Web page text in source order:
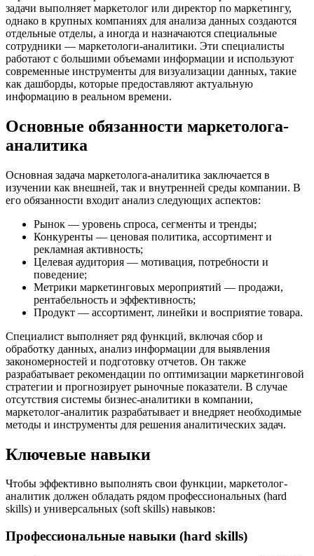
задачи выполняет маркетолог или директор по маркетингу,
однако в крупных компаниях для анализа данных создаются
отдельные отделы, а иногда и назначаются специальные
сотрудники — маркетологи-аналитики. Эти специалисты
работают с большими объемами информации и используют
современные инструменты для визуализации данных, такие
как дашборды, которые предоставляют актуальную
информацию в реальном времени.
Основные обязанности маркетолога-
аналитика
Основная задача маркетолога-аналитика заключается в
изучении как внешней, так и внутренней среды компании. В
его обязанности входит анализ следующих аспектов:
Рынок — уровень спроса, сегменты и тренды;
Конкуренты — ценовая политика, ассортимент и
рекламная активность;
Целевая аудитория — мотивация, потребности и
поведение;
Метрики маркетинговых мероприятий — продажи,
рентабельность и эффективность;
Продукт — ассортимент, линейки и восприятие товара.
Специалист выполняет ряд функций, включая сбор и
обработку данных, анализ информации для выявления
закономерностей и подготовку отчетов. Он также
разрабатывает рекомендации по оптимизации маркетинговой
стратегии и прогнозирует рыночные показатели. В случае
отсутствия системы бизнес-аналитики в компании,
маркетолог-аналитик разрабатывает и внедряет необходимые
методы и инструменты для решения аналитических задач.
Ключевые навыки
Чтобы эффективно выполнять свои функции, маркетолог-
аналитик должен обладать рядом профессиональных (hard
skills) и универсальных (soft skills) навыков:
Профессиональные навыки (hard skills)